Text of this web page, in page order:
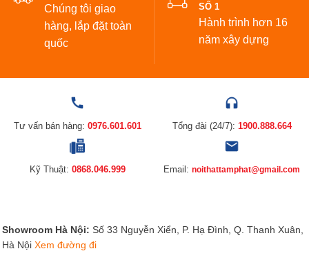
Chúng tôi giao
hàng, lắp đặt toàn
quốc
SỐ 1
Hành trình hơn 16
năm xây dựng
Tư vấn bán hàng: 0976.601.601 Tổng đài (24/7): 1900.888.664
Kỹ Thuật: 0868.046.999 Email: noithattamphat@gmail.com
Showroom Hà Nội: Số 33 Nguyễn Xiển, P. Hạ Đình, Q. Thanh Xuân,
Hà Nội Xem đường đi